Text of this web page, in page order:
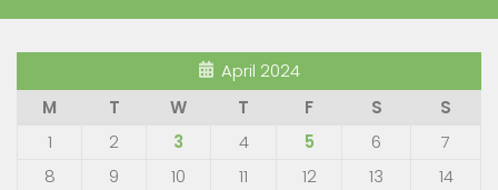
April 2024
M
T W T F S
S
1
2 3 4 5 6
7
8
9 10 11 12 13
14